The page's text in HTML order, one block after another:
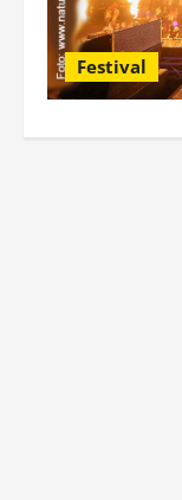
Festival